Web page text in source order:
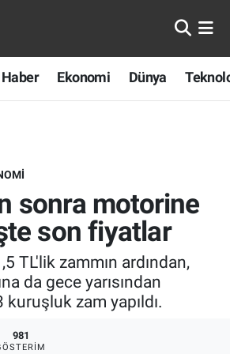
Haber Ekonomi Dünya
sonra motorine
son fiyatlar
TL'lik zammın ardından,
da gece yarısından
zam yapıldı.
981
Evreni
Durumu ve Fikstür